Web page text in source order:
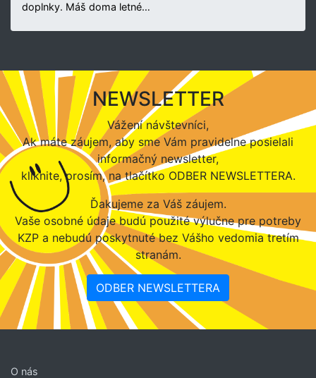
doplnky. Máš doma letné…
NEWSLETTER
Vážení návštevníci,
Ak máte záujem, aby sme Vám pravidelne posielali
informačný newsletter,
kliknite, prosím, na tlačítko ODBER NEWSLETTERA.
Ďakujeme za Váš záujem.
Vaše osobné údaje budú použité výlučne pre potreby
KZP a nebudú poskytnuté bez Vášho vedomia tretím
stranám.
ODBER NEWSLETTERA
O nás